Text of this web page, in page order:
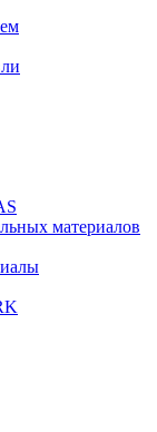
материалов